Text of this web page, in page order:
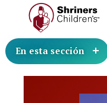
En esta sección